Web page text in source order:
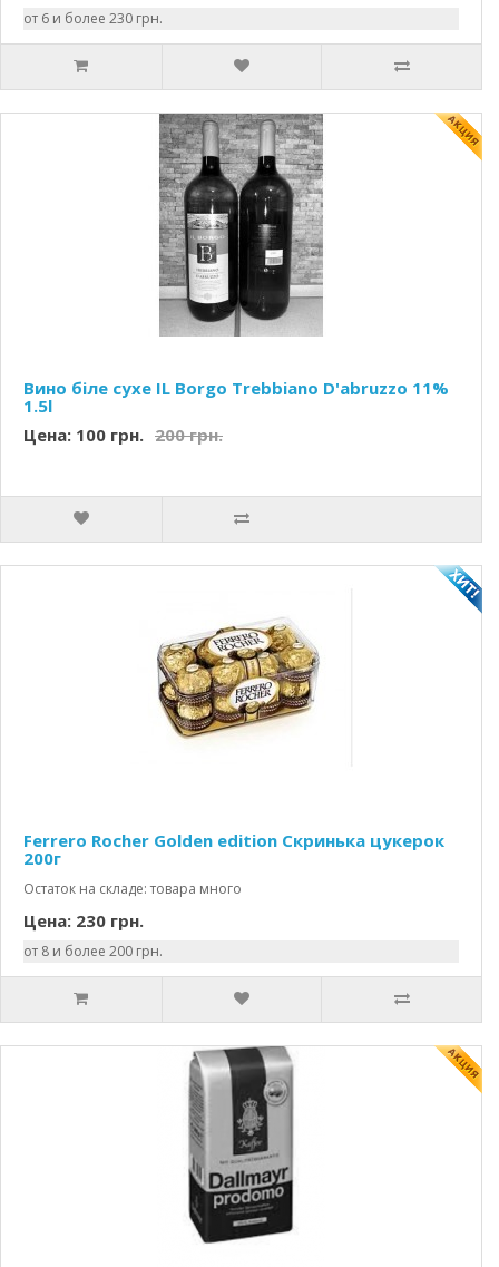
от 6 и более 230 грн.
Вино біле сухе IL Borgo Trebbiano D'abruzzo 11%
1.5l
Цена: 100 грн. 200 грн.
Ferrero Rocher Golden edition Скринька цукерок
200г
Остаток на складе: товара много
Цена: 230 грн.
от 8 и более 200 грн.